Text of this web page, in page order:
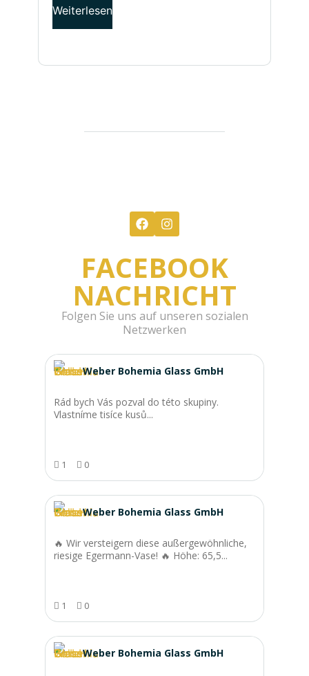
Weiterlesen
FACEBOOK
NACHRICHT
Folgen Sie uns auf unseren sozialen
Netzwerken
Weber Bohemia Glass GmbH
Rád bych Vás pozval do této skupiny.
Vlastníme tisíce kusů...
1 0
Weber Bohemia Glass GmbH
🔥 Wir versteigern diese außergewöhnliche,
riesige Egermann-Vase! 🔥 Höhe: 65,5...
1 0
Weber Bohemia Glass GmbH